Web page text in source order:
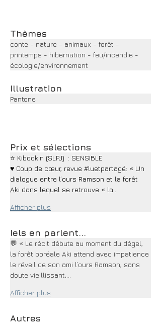
Thèmes
conte - nature - animaux - forêt -
printemps - hibernation - feu/incendie -
écologie/environnement
Illustration
Pantone
Prix et sélections
⭐ Kibookin (SLPJ)  : SENSIBLE
♥ Coup de cœur, revue #luetpartagé: « Un
dialogue entre l’ours Ramson et la forêt
Aki dans lequel se retrouve « la…
Afficher plus
Iels en parlent...
💬 « Le récit débute au moment du dégel,
la forêt boréale Aki attend avec impatience
le réveil de son ami l’ours Ramson, sans
doute vieillissant,…
Afficher plus
Autres